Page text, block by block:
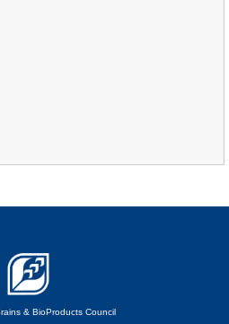
& BioProducts Council